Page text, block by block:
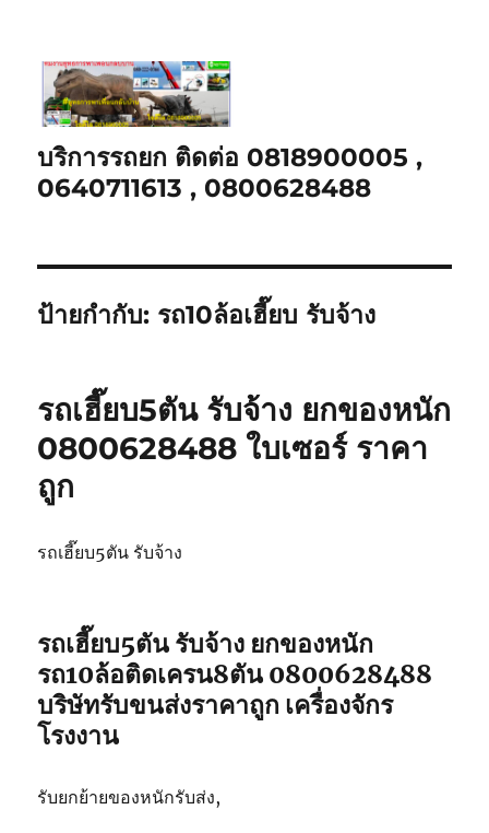
บริการรถยก ติดต่อ 0818900005 ,
0640711613 , 0800628488
ป้ายกำกับ: รถ10ล้อเฮี๊ยบ รับจ้าง
รถเฮี๊ยบ5ตัน รับจ้าง ยกของหนัก
0800628488 ใบเซอร์ ราคา
ถูก
รถเฮี๊ยบ5ตัน รับจ้าง
รถเฮี๊ยบ5ตัน รับจ้าง ยกของหนัก
รถ10ล้อติดเครน8ตัน 0800628488
บริษัทรับขนส่งราคาถูก เครื่องจักร
โรงงาน
รับยกย้ายของหนักรับส่ง,